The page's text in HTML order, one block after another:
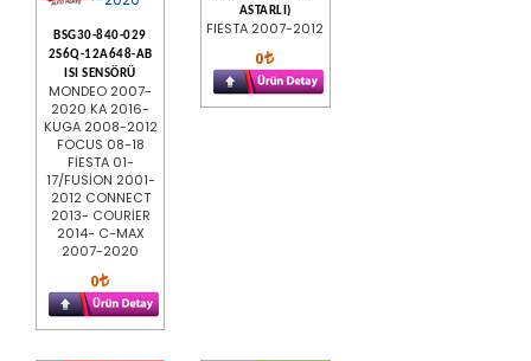
BSG30-840-029
2S6Q-12A648-AB
ISI SENSÖRÜ
MONDEO 2007-
2020 KA 2016-
KUGA 2008-2012
FOCUS 08-18
FİESTA 01-
17/FUSİON 2001-
2012 CONNECT
2013- COURİER
2014- C-MAX
2007-2020
0
ASTARLI)
FIESTA 2007-2012
0